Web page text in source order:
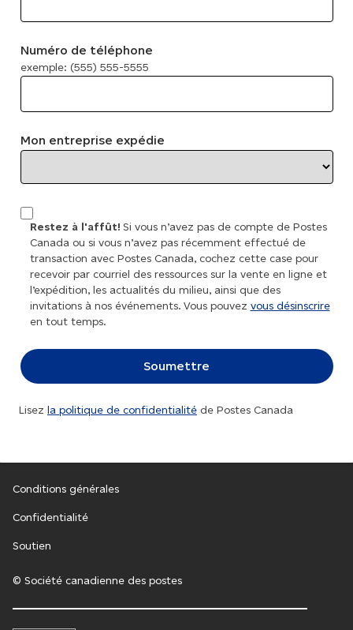
Numéro de téléphone
exemple: (555) 555-5555
Mon entreprise expédie
Restez à l'affût!Si vous n’avez pas de compte de Postes
Canada ou si vous n’avez pas récemment effectué de
transaction avec Postes Canada, cochez cette case pour
recevoir par courriel des ressources sur la vente en ligne et
l’expédition, les actualités du milieu, ainsi que des
invitations à nos événements. Vous pouvez vous désinscrire
en tout temps.
Lisez la politique de confidentialité de Postes Canada
Conditions générales
Confidentialité
Soutien
© Société canadienne des postes